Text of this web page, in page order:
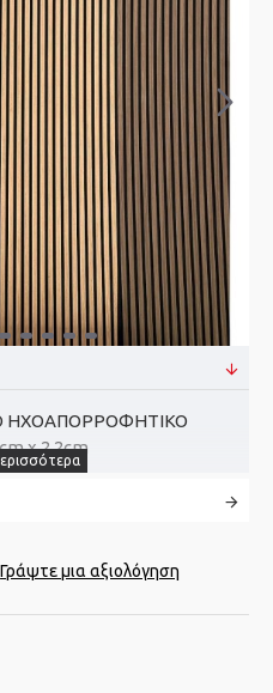
ΗΧΟΑΠΟΡΡΟΦΗΤΙΚΟ
x 2,2cm
Γράψτε μια αξιολόγηση